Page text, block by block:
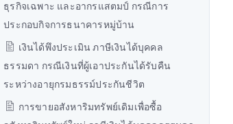
ธุรกิจเฉพาะ และอากรแสตมป์ กรณีการ
ประกอบกิจการธนาคารหมู่บ้าน
เงินได้พึงประเมิน ภาษีเงินได้บุคคล
ธรรมดา กรณีเงินที่ผู้เอาประกันได้รับคืน
ระหว่างอายุกรมธรรม์ประกันชีวิต
การขายอสังหาริมทรัพย์เดิมเพื่อซื้อ